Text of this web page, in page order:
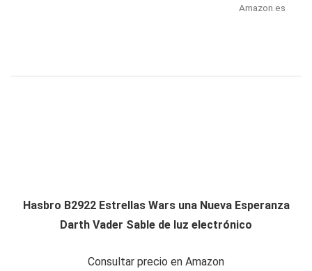
Amazon.es
Hasbro B2922 Estrellas Wars una Nueva Esperanza
Darth Vader Sable de luz electrónico
Consultar precio en Amazon